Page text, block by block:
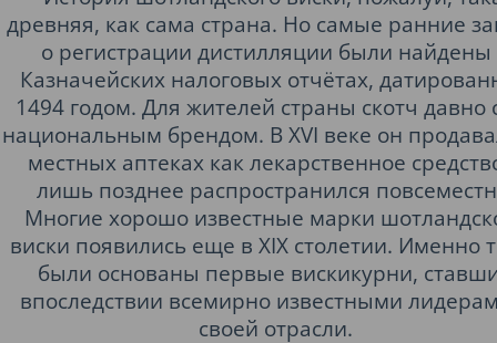
древняя, как сама страна. Но самые ранние
о регистрации дистилляции были найдены
Казначейских налоговых отчётах,
1494 годом. Для жителей страны скотч давно
национальным брендом. В XVI веке он
местных аптеках как лекарственное
лишь позднее распространился
Многие хорошо известные марки
виски появились еще в XIX столетии. Именно
были основаны первые вискикурни,
впоследствии всемирно известными
своей отрасли.